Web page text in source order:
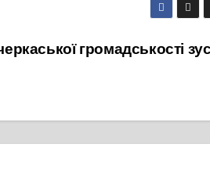
громадськості